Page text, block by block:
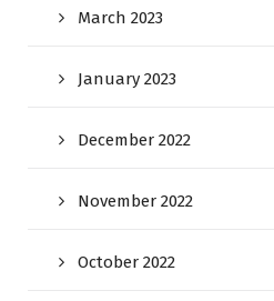
March 2023
January 2023
December 2022
November 2022
October 2022